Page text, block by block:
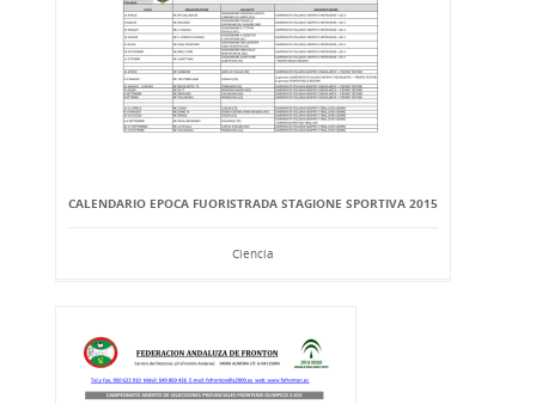
CALENDARIO EPOCA FUORISTRADA STAGIONE SPORTIVA 2015
Ciencia